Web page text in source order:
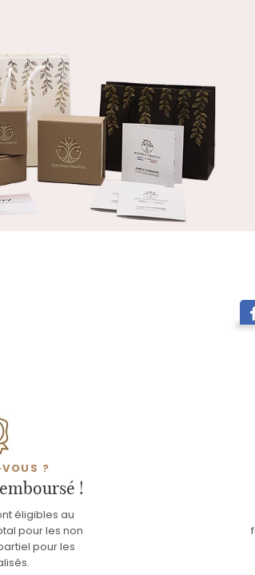
?
!
éligibles au
pour les non
pour les